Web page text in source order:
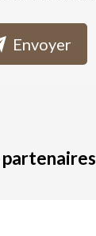
Envoyer
partenaires